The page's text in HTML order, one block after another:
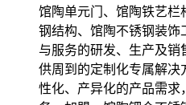
馆陶单元门、馆陶铁艺栏
钢结构、馆陶不锈钢装饰
与服务的研发、生产及销
供周到的定制化专属解决
性化、产异化的产品需求